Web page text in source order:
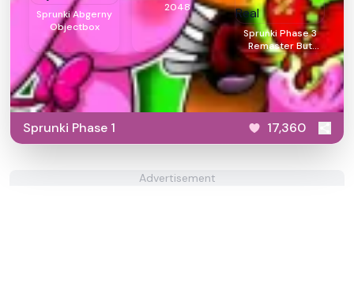
Sprunki Abgerny
Objectbox
2048
Sprunki Phase 3
Remaster But
Real
Sprunki Phase 1 17,360
Advertisement